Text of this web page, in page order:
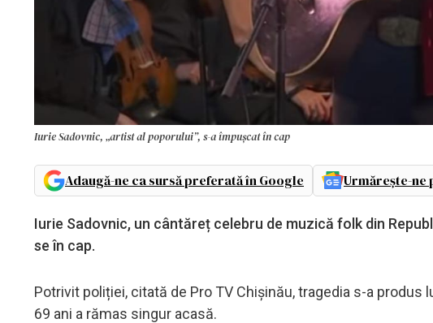
Iurie Sadovnic, „artist al poporului”, s-a împușcat în cap
Adaugă-ne ca sursă preferată în Google Urmărește-ne
Iurie Sadovnic, un cântăreț celebru de muzică folk din
se în cap.
Potrivit poliției, citată de Pro TV Chișinău, tragedia s-a produs
69 ani a rămas singur acasă.